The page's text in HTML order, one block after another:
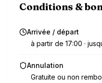
Conditions &
Arrivée / départ
à partir de 17:00 ·
Annulation
Gratuite ou non